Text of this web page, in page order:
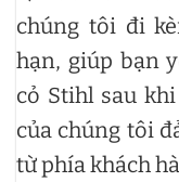
chúng tôi đi
hạn, giúp bạn
cỏ Stihl sau
của chúng tôi
từ phía khách